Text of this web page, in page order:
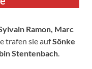
Ramon, Marc
trafen sie aufSönke
Stentenbach